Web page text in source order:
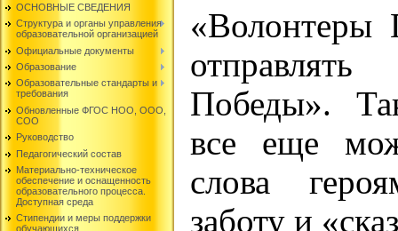
ОСНОВНЫЕ СВЕДЕНИЯ
Структура и органы управления
образовательной организацией
Официальные документы
Образование
Образовательные стандарты и
требования
Обновленные ФГОС НОО, ООО,
СОО
Руководство
Педагогический состав
Материально-техническое
обеспечение и оснащенность
образовательного процесса.
Доступная среда
Стипендии и меры поддержки
обучающихся
«Волонтеры
Победы».
все еще
слова
заботу и